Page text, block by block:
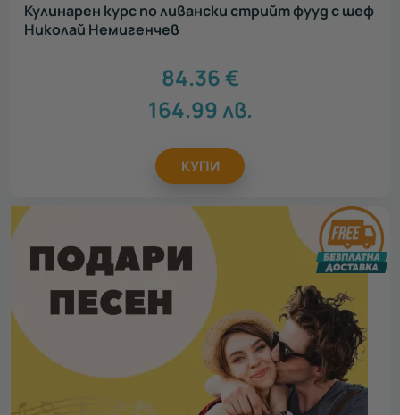
Кулинарен курс по ливански стрийт фууд с шеф
Николай Немигенчев
84.36€
164.99 лв.
КУПИ